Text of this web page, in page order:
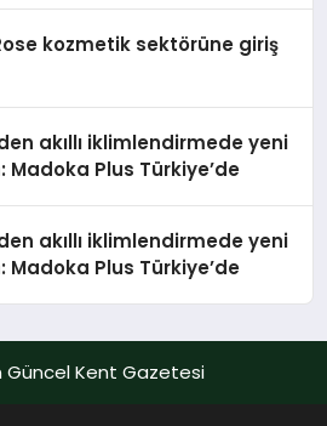
kozmetik sektörüne giriş
akıllı iklimlendirmede yeni
Madoka Plus Türkiye’de
akıllı iklimlendirmede yeni
Madoka Plus Türkiye’de
Güncel Kent Gazetesi